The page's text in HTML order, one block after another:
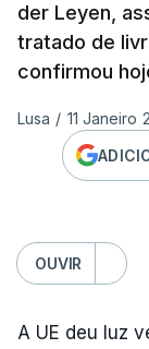
der Leyen,
tratado de
confirmou
Lusa / 11 Janeiro
OUVIR
A UE deu luz